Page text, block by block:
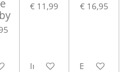
€ 11,99
In winkelwagen
€ 16,95
Bekijk